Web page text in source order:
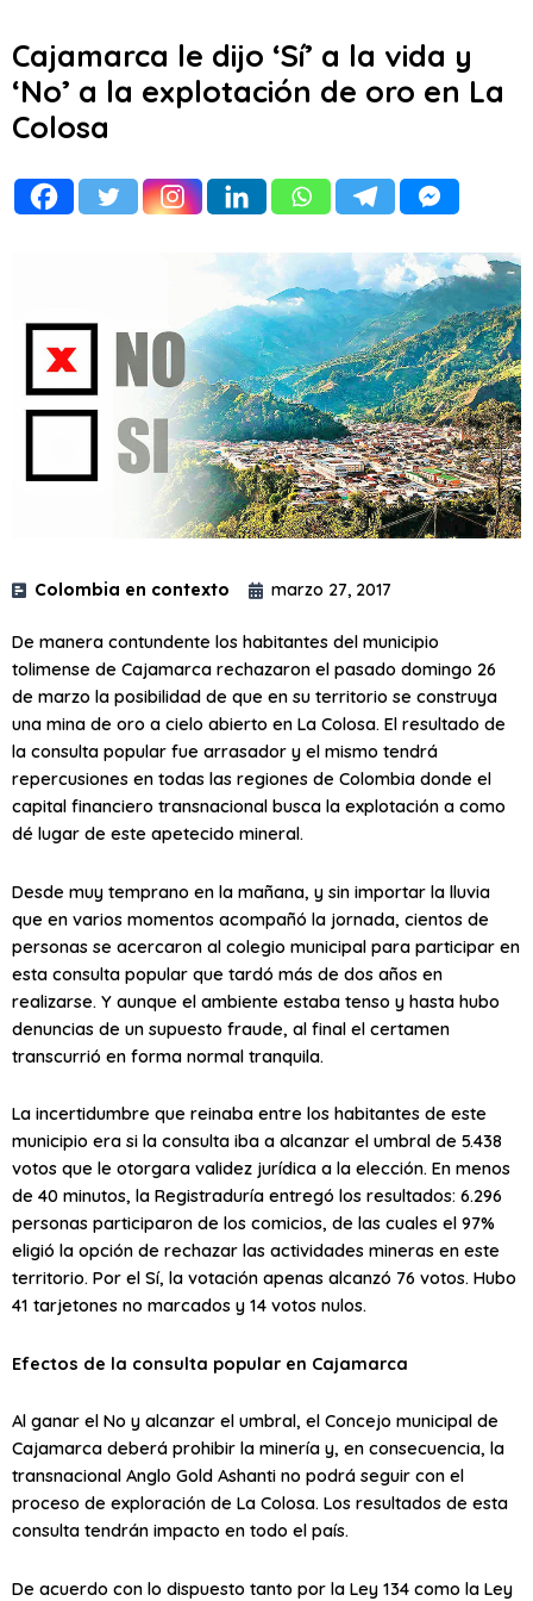
Cajamarca le dijo ‘Sí’ a la vida y
‘No’ a la explotación de oro en La
Colosa
Colombia en contexto marzo 27, 2017
De manera contundente los habitantes del municipio
tolimense de Cajamarca rechazaron el pasado domingo 26
de marzo la posibilidad de que en su territorio se construya
una mina de oro a cielo abierto en La Colosa. El resultado de
la consulta popular fue arrasador y el mismo tendrá
repercusiones en todas las regiones de Colombia donde el
capital financiero transnacional busca la explotación a como
dé lugar de este apetecido mineral.
Desde muy temprano en la mañana, y sin importar la lluvia
que en varios momentos acompañó la jornada, cientos de
personas se acercaron al colegio municipal para participar en
esta consulta popular que tardó más de dos años en
realizarse. Y aunque el ambiente estaba tenso y hasta hubo
denuncias de un supuesto fraude, al final el certamen
transcurrió en forma normal tranquila.
La incertidumbre que reinaba entre los habitantes de este
municipio era si la consulta iba a alcanzar el umbral de 5.438
votos que le otorgara validez jurídica a la elección. En menos
de 40 minutos, la Registraduría entregó los resultados: 6.296
personas participaron de los comicios, de las cuales el 97%
eligió la opción de rechazar las actividades mineras en este
territorio. Por el Sí, la votación apenas alcanzó 76 votos. Hubo
41 tarjetones no marcados y 14 votos nulos.
Efectos de la consulta popular en Cajamarca
Al ganar el No y alcanzar el umbral, el Concejo municipal de
Cajamarca deberá prohibir la minería y, en consecuencia, la
transnacional Anglo Gold Ashanti no podrá seguir con el
proceso de exploración de La Colosa. Los resultados de esta
consulta tendrán impacto en todo el país.
De acuerdo con lo dispuesto tanto por la Ley 134 como la Ley